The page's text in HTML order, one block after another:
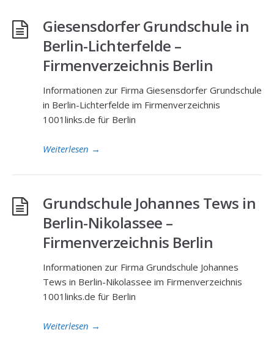
Giesensdorfer Grundschule in
Berlin-Lichterfelde –
Firmenverzeichnis Berlin
Informationen zur Firma Giesensdorfer Grundschule
in Berlin-Lichterfelde im Firmenverzeichnis
1001links.de für Berlin
Weiterlesen →
Grundschule Johannes Tews in
Berlin-Nikolassee –
Firmenverzeichnis Berlin
Informationen zur Firma Grundschule Johannes
Tews in Berlin-Nikolassee im Firmenverzeichnis
1001links.de für Berlin
Weiterlesen →